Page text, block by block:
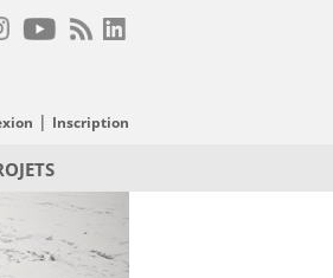
| Inscription